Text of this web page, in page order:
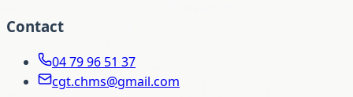
Contact
04 79 96 51 37
cgt.chms@gmail.com